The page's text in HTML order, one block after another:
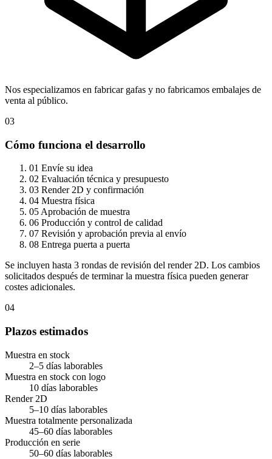
Nos especializamos en fabricar gafas y no fabricamos embalajes de
venta al público.
03
Cómo funciona el desarrollo
01 Envíe su idea
02 Evaluación técnica y presupuesto
03 Render 2D y confirmación
04 Muestra física
05 Aprobación de muestra
06 Producción y control de calidad
07 Revisión y aprobación previa al envío
08 Entrega puerta a puerta
Se incluyen hasta 3 rondas de revisión del render 2D. Los cambios
solicitados después de terminar la muestra física pueden generar
costes adicionales.
04
Plazos estimados
Muestra en stock
2–5 días laborables
Muestra en stock con logo
10 días laborables
Render 2D
5–10 días laborables
Muestra totalmente personalizada
45–60 días laborables
Producción en serie
50–60 días laborables